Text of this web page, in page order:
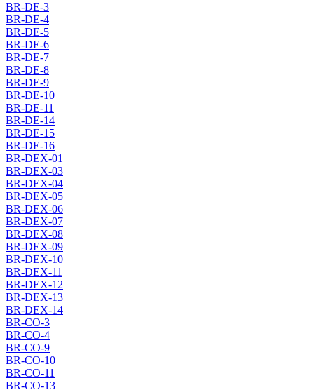
BR-DE-3
BR-DE-4
BR-DE-5
BR-DE-6
BR-DE-7
BR-DE-8
BR-DE-9
BR-DE-10
BR-DE-11
BR-DE-14
BR-DE-15
BR-DE-16
BR-DEX-01
BR-DEX-03
BR-DEX-04
BR-DEX-05
BR-DEX-06
BR-DEX-07
BR-DEX-08
BR-DEX-09
BR-DEX-10
BR-DEX-11
BR-DEX-12
BR-DEX-13
BR-DEX-14
BR-CO-3
BR-CO-4
BR-CO-9
BR-CO-10
BR-CO-11
BR-CO-13